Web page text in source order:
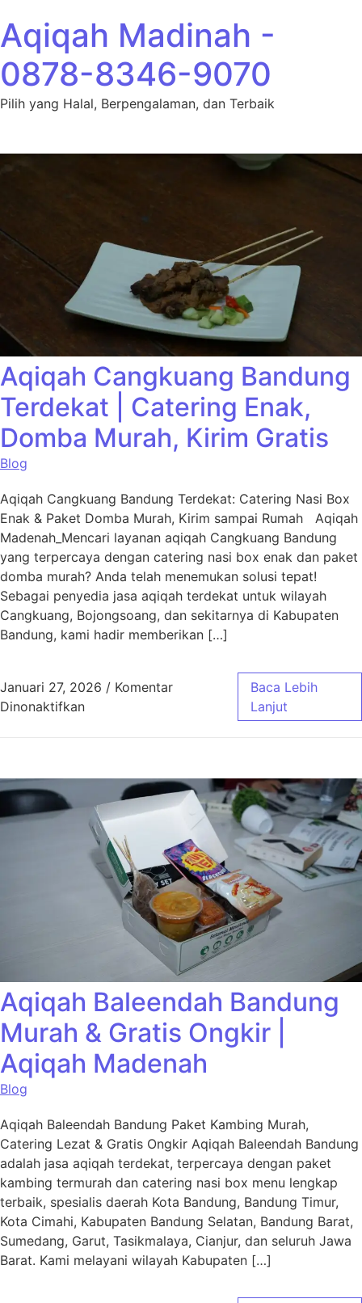
Aqiqah Madinah -
0878-8346-9070
Pilih yang Halal, Berpengalaman, dan Terbaik
Aqiqah Cangkuang Bandung
Terdekat | Catering Enak,
Domba Murah, Kirim Gratis
Blog
Aqiqah Cangkuang Bandung Terdekat: Catering Nasi Box
Enak & Paket Domba Murah, Kirim sampai Rumah Aqiqah
Madenah_Mencari layanan aqiqah Cangkuang Bandung
yang terpercaya dengan catering nasi box enak dan paket
domba murah? Anda telah menemukan solusi tepat!
Sebagai penyedia jasa aqiqah terdekat untuk wilayah
Cangkuang, Bojongsoang, dan sekitarnya di Kabupaten
Bandung, kami hadir memberikan […]
Januari 27, 2026 / Komentar
Dinonaktifkanpada Aqiqah Cangkuang Bandung Terdekat
Baca Lebih
Lanjut
Aqiqah Baleendah Bandung
Murah & Gratis Ongkir |
Aqiqah Madenah
Blog
Aqiqah Baleendah Bandung Paket Kambing Murah,
Catering Lezat & Gratis Ongkir Aqiqah Baleendah Bandung
adalah jasa aqiqah terdekat, terpercaya dengan paket
kambing termurah dan catering nasi box menu lengkap
terbaik, spesialis daerah Kota Bandung, Bandung Timur,
Kota Cimahi, Kabupaten Bandung Selatan, Bandung Barat,
Sumedang, Garut, Tasikmalaya, Cianjur, dan seluruh Jawa
Barat. Kami melayani wilayah Kabupaten […]